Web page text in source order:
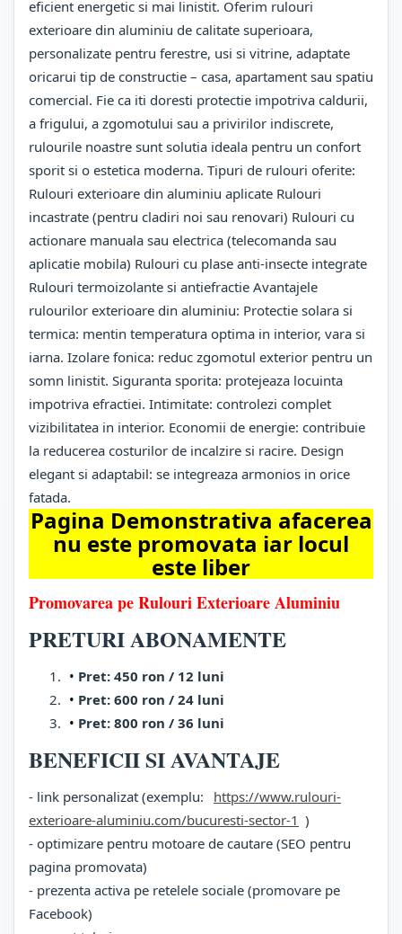
eficient energetic si mai linistit. Oferim rulouri
exterioare din aluminiu de calitate superioara,
personalizate pentru ferestre, usi si vitrine, adaptate
oricarui tip de constructie – casa, apartament sau spatiu
comercial. Fie ca iti doresti protectie impotriva caldurii,
a frigului, a zgomotului sau a privirilor indiscrete,
rulourile noastre sunt solutia ideala pentru un confort
sporit si o estetica moderna. Tipuri de rulouri oferite:
Rulouri exterioare din aluminiu aplicate Rulouri
incastrate (pentru cladiri noi sau renovari) Rulouri cu
actionare manuala sau electrica (telecomanda sau
aplicatie mobila) Rulouri cu plase anti-insecte integrate
Rulouri termoizolante si antiefractie Avantajele
rulourilor exterioare din aluminiu: Protectie solara si
termica: mentin temperatura optima in interior, vara si
iarna. Izolare fonica: reduc zgomotul exterior pentru un
somn linistit. Siguranta sporita: protejeaza locuinta
impotriva efractiei. Intimitate: controlezi complet
vizibilitatea in interior. Economii de energie: contribuie
la reducerea costurilor de incalzire si racire. Design
elegant si adaptabil: se integreaza armonios in orice
fatada.
Pagina Demonstrativa afacerea
nu este promovata iar locul
este liber
Promovarea pe Rulouri Exterioare Aluminiu
PRETURI ABONAMENTE
Pret: 450 ron / 12 luni
Pret: 600 ron / 24 luni
Pret: 800 ron / 36 luni
BENEFICII SI AVANTAJE
- link personalizat (exemplu:
https://www.rulouri-
exterioare-aluminiu.com/bucuresti-sector-1 )
- optimizare pentru motoare de cautare (SEO pentru
pagina promovata)
- prezenta activa pe retelele sociale (promovare pe
Facebook)